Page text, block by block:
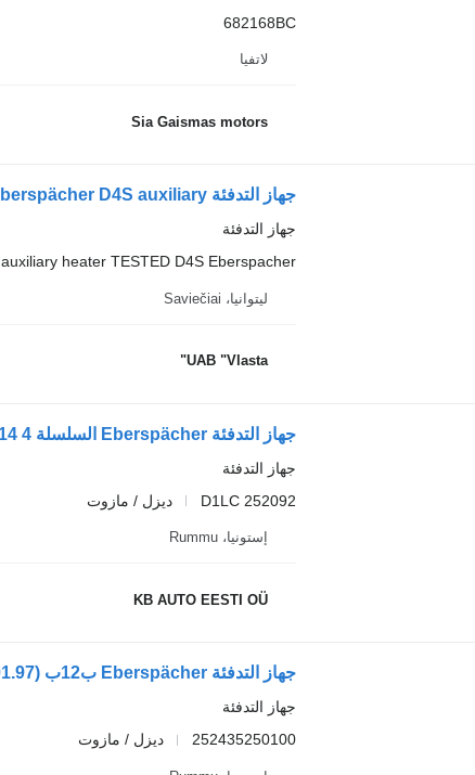
682168BC
لاتفيا
Sia Gaismas motors
جهاز التدفئة Eberspächer D4S auxiliary لـ السيارات القاطرة MAN TGA,TGX
جهاز التدفئة
auxiliary heater TESTED D4S Eberspacher
ليتوانيا، Saviečiai
UAB "Vlasta"
جهاز التدفئة
252092 D1LC
ديزل / مازوت
إستونيا، Rummu
KB AUTO EESTI OÜ
جهاز التدفئة
252435250100
ديزل / مازوت